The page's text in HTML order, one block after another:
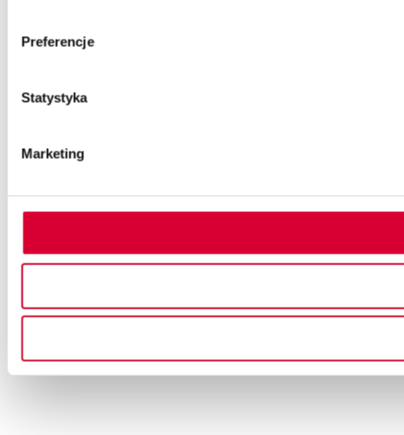
Preferencje
Statystyka
Marketing